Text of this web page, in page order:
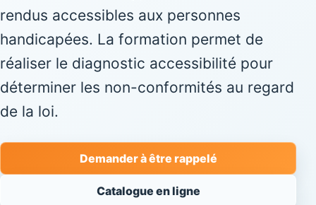
rendus accessibles aux personnes
handicapées. La formation permet de
réaliser le diagnostic accessibilité pour
déterminer les non-conformités au regard
de la loi.
Demander à être rappelé
Catalogue en ligne